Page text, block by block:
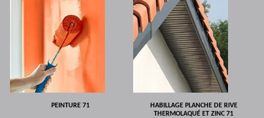
PEINTURE 71
HABILLAGE PLANCHE DE RIVE
THERMOLAQUÉ ET ZINC 71